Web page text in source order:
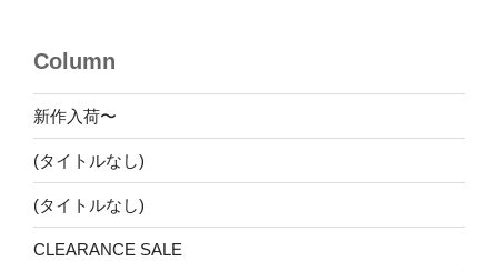
ン
Column
新作入荷〜
(タイトルなし)
(タイトルなし)
CLEARANCE SALE